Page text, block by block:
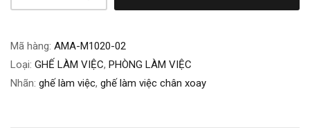
Mã hàng: AMA-M1020-02
Loại: GHẾ LÀM VIỆC, PHÒNG LÀM VIỆC
Nhãn: ghế làm việc, ghế làm việc chân xoay